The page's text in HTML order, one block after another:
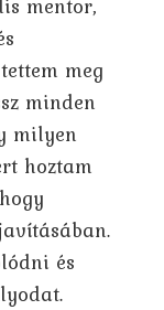
meg
minden
milyen
hoztam
és